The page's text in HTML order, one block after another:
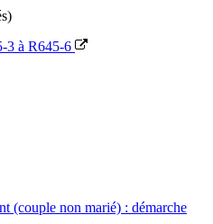
3 à R645-6
(couple non marié) : démarche